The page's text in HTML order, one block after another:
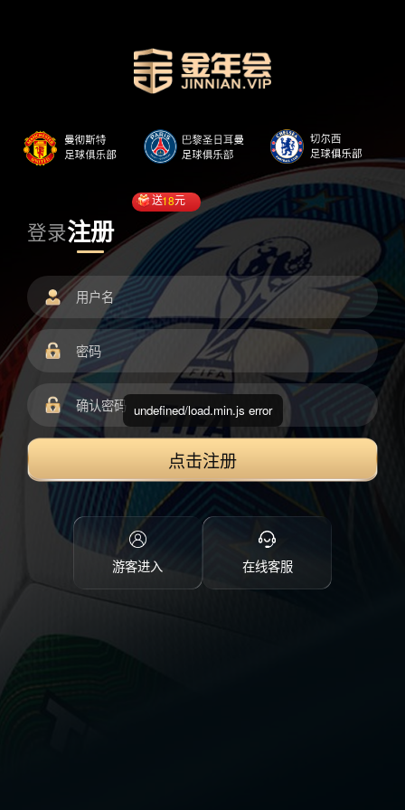
登录注册
送18元
点击注册
游客进入 在线客服
undefined/load.min.js error